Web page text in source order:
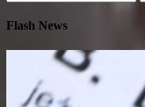
Flash News